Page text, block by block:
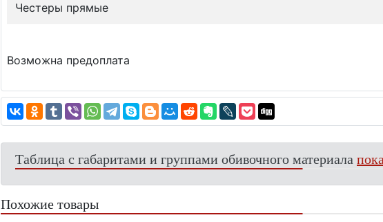
Честеры прямые
Возможна предоплата
Таблица с габаритами и группами обивочного материала
Похожие товары